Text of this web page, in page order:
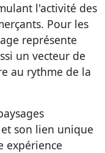
l'activité des
Pour les
représente
un vecteur de
au rythme de la
et son lien unique
expérience